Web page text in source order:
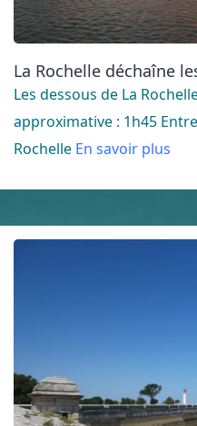
La Rochelle déchaîne
Les dessous de La
approximative : 1h45
Rochelle En savoir plus